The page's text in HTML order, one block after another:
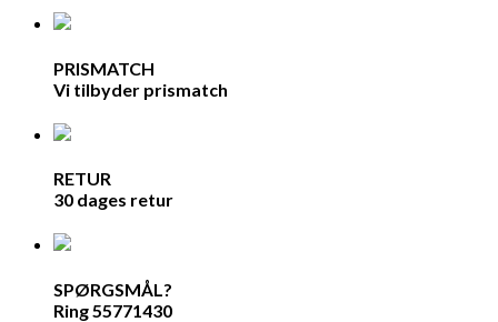
PRISMATCH
Vi tilbyder prismatch
RETUR
30 dages retur
SPØRGSMÅL?
Ring 55771430